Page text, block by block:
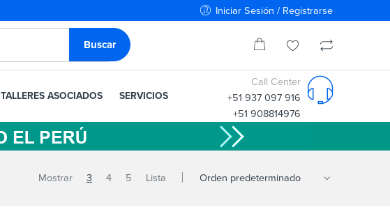
Iniciar Sesión / Registrarse
TALLERES ASOCIADOS SERVICIOS
Call Center
+51 937 097 916
+51 908814976
Mostrar 3 4 5 Lista